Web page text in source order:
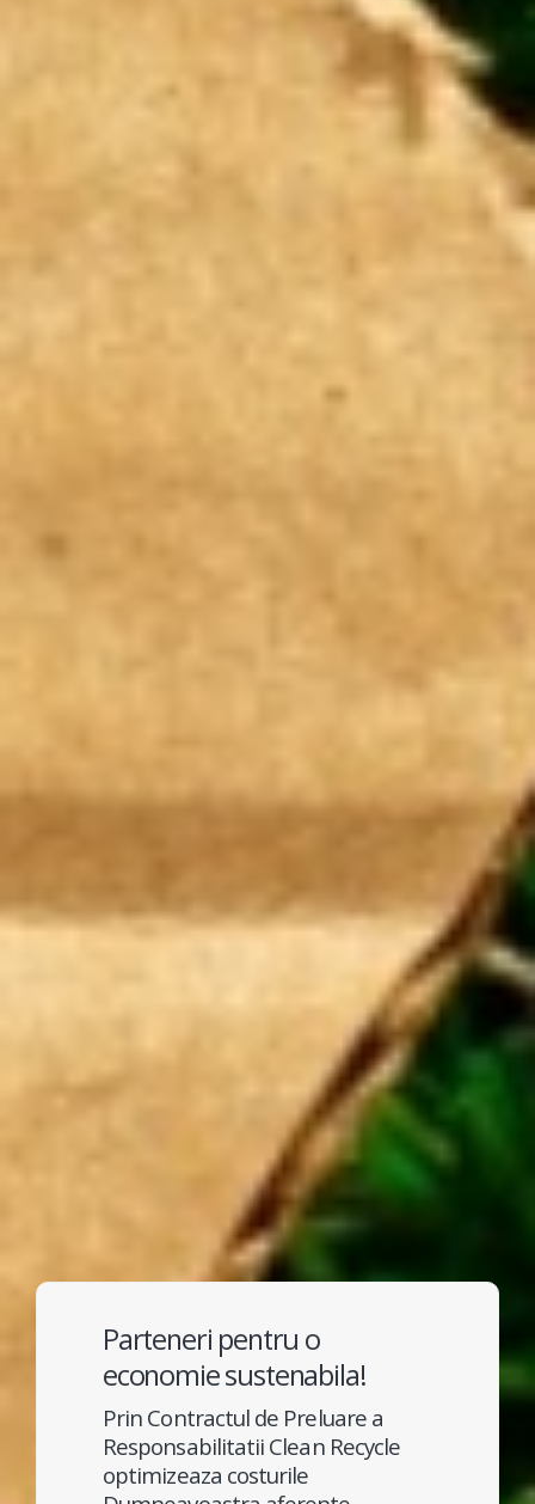
Parteneri pentru o
economie sustenabila!
Prin Contractul de Preluare a
Responsabilitatii Clean Recycle
optimizeaza costurile